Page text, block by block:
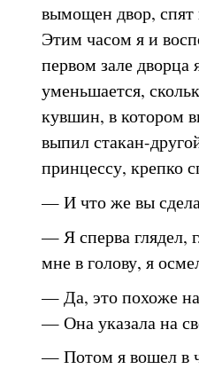
вымощен двор, спят
Этим часом я и
первом зале дворца
уменьшается,
кувшин, в котором
выпил стакан-
принцессу, крепко
— И что же вы
— Я сперва глядел,
мне в голову, я
— Да, это похоже
— Она указала на
— Потом я вошел в